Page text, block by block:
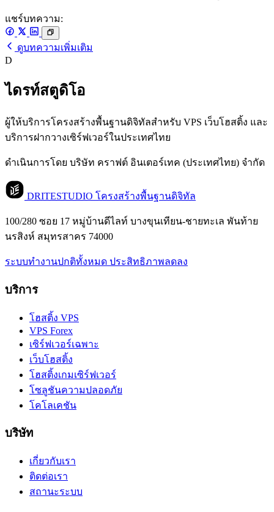
แชร์บทความ:
ดูบทความเพิ่มเติม
D
ไดรท์สตูดิโอ
ผู้ให้บริการโครงสร้างพื้นฐานดิจิทัลสำหรับ VPS เว็บโฮสติ้ง และ
บริการฝากวางเซิร์ฟเวอร์ในประเทศไทย
ดำเนินการโดย บริษัท คราฟต์ อินเตอร์เทค (ประเทศไทย) จำกัด
DRITESTUDIO โครงสร้างพื้นฐานดิจิทัล
100/280 ซอย 17 หมู่บ้านดีไลท์ บางขุนเทียน-ชายทะเล พันท้าย
นรสิงห์ สมุทรสาคร 74000
ระบบทำงานปกติทั้งหมด ประสิทธิภาพลดลง
บริการ
โฮสติ้ง VPS
VPS Forex
เซิร์ฟเวอร์เฉพาะ
เว็บโฮสติ้ง
โฮสติ้งเกมเซิร์ฟเวอร์
โซลูชันความปลอดภัย
โคโลเคชัน
บริษัท
เกี่ยวกับเรา
ติดต่อเรา
สถานะระบบ